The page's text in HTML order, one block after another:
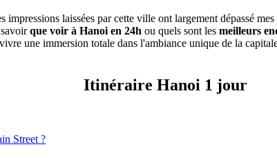
laissées par cette ville ont largement dépassé
que voir à Hanoi en 24h ou quels sont les meilleurs
une immersion totale dans l'ambiance unique de la
Itinéraire Hanoi 1 jour
Street ?